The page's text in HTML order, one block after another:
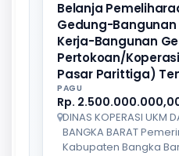
Belanja
Gedung-
Kerja-Bangunan
Pertokoan/
Pasar Parittiga)
PAGU
Rp.
DINAS KOPERASI UKM
BANGKA BARAT
Kabupaten Bangka